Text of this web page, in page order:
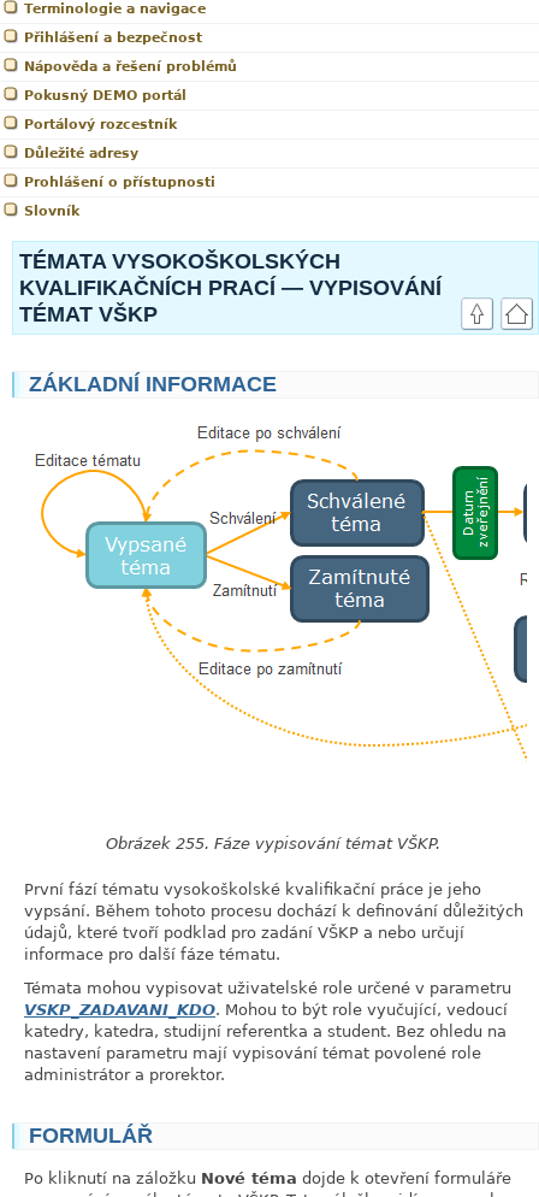
Terminologie a navigace
Přihlášení a bezpečnost
Nápověda a řešení problémů
Pokusný DEMO portál
Portálový rozcestník
Důležité adresy
Prohlášení o přístupnosti
Slovník
TÉMATA VYSOKOŠKOLSKÝCH
KVALIFIKAČNÍCH PRACÍ — VYPISOVÁNÍ
TÉMAT VŠKP
ZÁKLADNÍ INFORMACE
Obrázek 255. Fáze vypisování témat VŠKP.
První fází tématu vysokoškolské kvalifikační práce je jeho
vypsání. Během tohoto procesu dochází k definování důležitých
údajů, které tvoří podklad pro zadání VŠKP a nebo určují
informace pro další fáze tématu.
Témata mohou vypisovat uživatelské role určené v parametru
VSKP_ZADAVANI_KDO. Mohou to být role vyučující, vedoucí
katedry, katedra, studijní referentka a student. Bez ohledu na
nastavení parametru mají vypisování témat povolené role
administrátor a prorektor.
FORMULÁŘ
Po kliknutí na záložku Nové téma dojde k otevření formuláře